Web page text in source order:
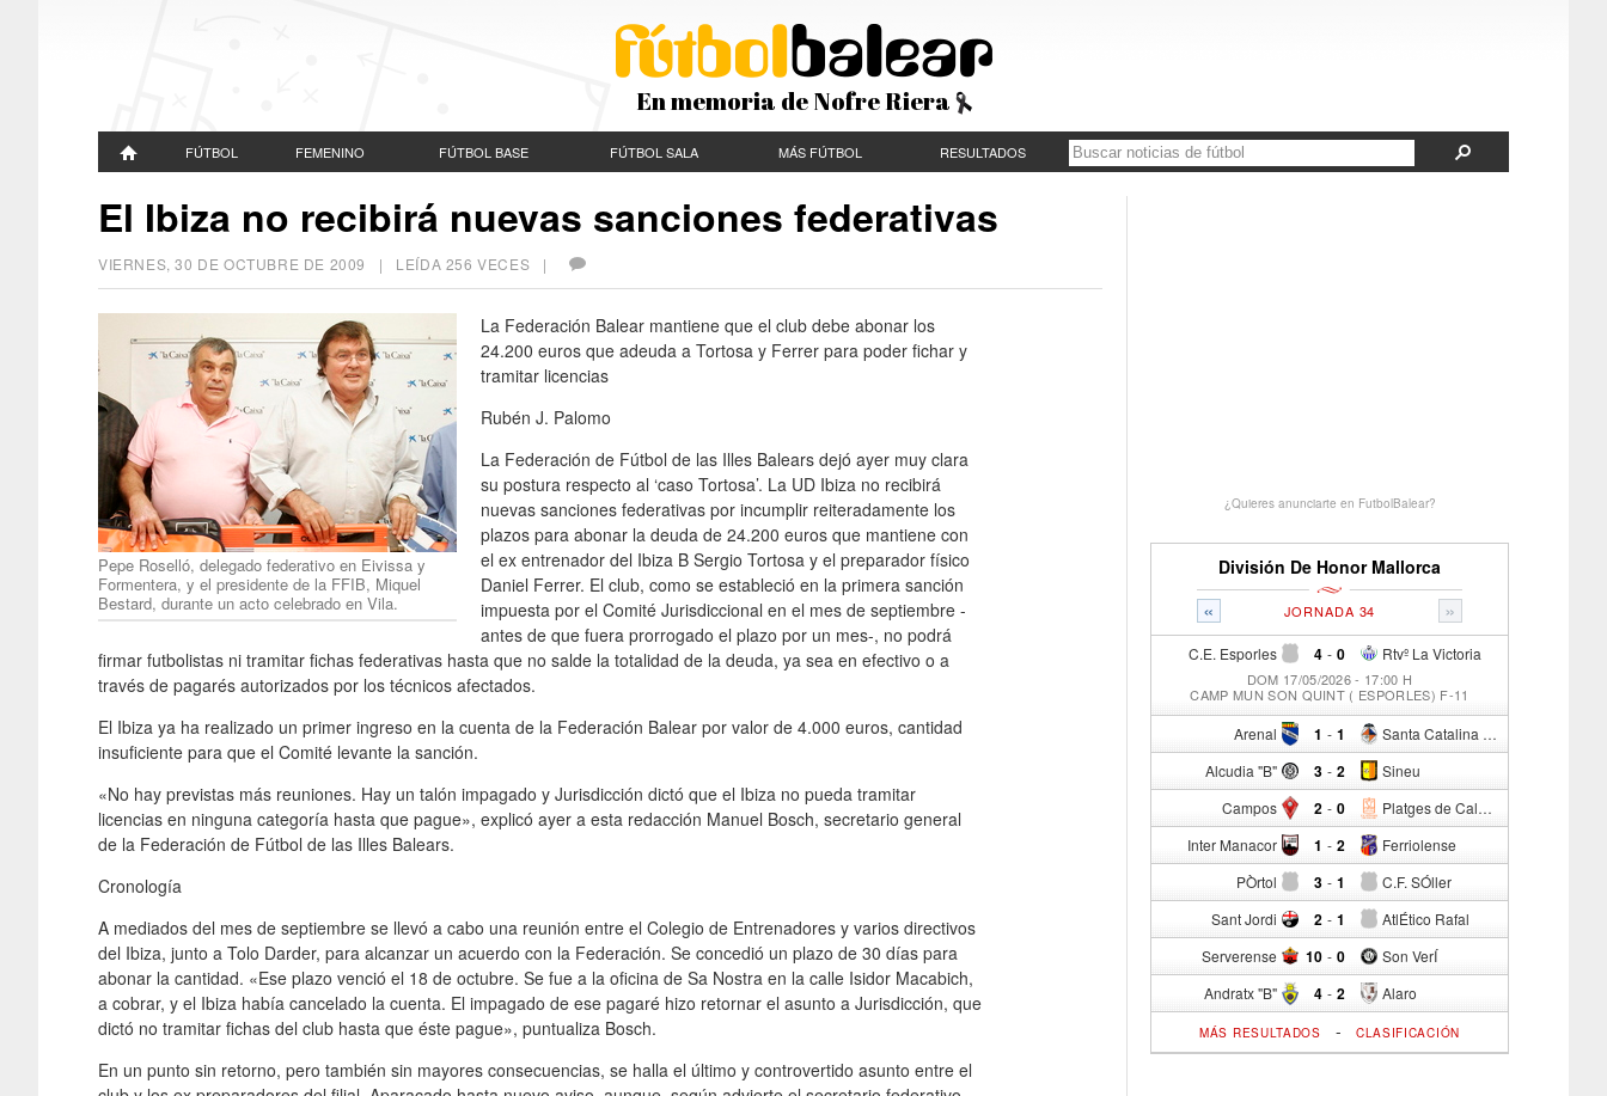
En memoria de Nofre Riera
FÚTBOL FEMENINO FÚTBOL BASE FÚTBOL SALA MÁS FÚTBOL RESULTADOS
El Ibiza no recibirá nuevas sanciones federativas
VIERNES, 30 DE OCTUBRE DE 2009 | LEÍDA 256 VECES |
Pepe Roselló, delegado federativo en Eivissa y
Formentera, y el presidente de la FFIB, Miquel
Bestard, durante un acto celebrado en Vila.
La Federación Balear mantiene que el club debe abonar los
24.200 euros que adeuda a Tortosa y Ferrer para poder fichar y
tramitar licencias
Rubén J. Palomo
La Federación de Fútbol de las Illes Balears dejó ayer muy clara
su postura respecto al ‘caso Tortosa’. La UD Ibiza no recibirá
nuevas sanciones federativas por incumplir reiteradamente los
plazos para abonar la deuda de 24.200 euros que mantiene con
el ex entrenador del Ibiza B Sergio Tortosa y el preparador físico
Daniel Ferrer. El club, como se estableció en la primera sanción
impuesta por el Comité Jurisdiccional en el mes de septiembre -
antes de que fuera prorrogado el plazo por un mes-, no podrá
firmar futbolistas ni tramitar fichas federativas hasta que no salde la totalidad de la deuda, ya sea en efectivo o a
través de pagarés autorizados por los técnicos afectados.
El Ibiza ya ha realizado un primer ingreso en la cuenta de la Federación Balear por valor de 4.000 euros, cantidad
insuficiente para que el Comité levante la sanción.
«No hay previstas más reuniones. Hay un talón impagado y Jurisdicción dictó que el Ibiza no pueda tramitar
licencias en ninguna categoría hasta que pague», explicó ayer a esta redacción Manuel Bosch, secretario general
de la Federación de Fútbol de las Illes Balears.
Cronología
A mediados del mes de septiembre se llevó a cabo una reunión entre el Colegio de Entrenadores y varios directivos
del Ibiza, junto a Tolo Darder, para alcanzar un acuerdo con la Federación. Se concedió un plazo de 30 días para
abonar la cantidad. «Ese plazo venció el 18 de octubre. Se fue a la oficina de Sa Nostra en la calle Isidor Macabich,
a cobrar, y el Ibiza había cancelado la cuenta. El impagado de ese pagaré hizo retornar el asunto a Jurisdicción, que
dictó no tramitar fichas del club hasta que éste pague», puntualiza Bosch.
En un punto sin retorno, pero también sin mayores consecuencias, se halla el último y controvertido asunto entre el
¿Quieres anunciarte en FutbolBalear?
División De Honor Mallorca
« »
JORNADA 34
C.E. Esporles 4 - Rtvº La Victoria
0
DOM 17/05/2026 - 17:00 H
CAMP MUN SON QUINT ( ESPORLES) F-11
Arenal 1 - Santa Catalina Atº
1
Alcudia "B" 3 - Sineu
2
Campos 2 - Platges de Calvia "B"
0
Inter Manacor 1 - Ferriolense
2
PÒrtol 3 - C.F. SÓller
1
Sant Jordi 2 - AtlÉtico Rafal
1
Serverense 10 - Son VerÍ
0
Andratx "B" 4 - Alaro
2
MÁS RESULTADOS - CLASIFICACIÓN